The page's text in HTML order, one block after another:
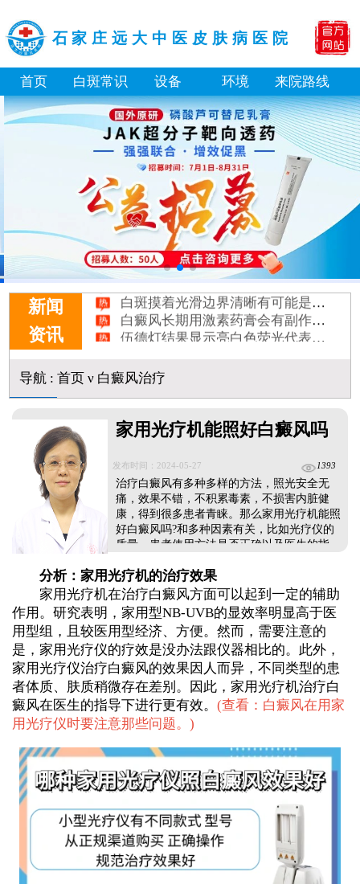
石家庄远大中医皮肤病医院
首页 白斑常识 设备 环境 来院路线
新闻
资讯
补骨脂泡酒真能治白癜风吗 有没有副作用
伍德灯下白斑比肉眼看到的更大正常吗
儿童下巴长小白点是什么原因
芦可替尼和他克莫司哪个治白癜风好
皮肤ct检测白斑对治疗有什么作用
白斑摸着光滑边界清晰有可能是哪种皮肤病
白癜风长期用激素药膏会有副作用吗
伍德灯结果显示亮白色荧光代表什么意思
脸上长了小白点是什么情况
导航: 首页ν 白癜风治疗
家用光疗机能照好白癜风吗
发布时间：2024-05-27 1393
治疗白癜风有多种多样的方法，照光安全无
痛，效果不错，不积累毒素，不损害内脏健
康，得到很多患者青睐。那么家用光疗机能照
好白癜风吗?和多种因素有关，比如光疗仪的
质量、患者使用方法是否正确以及医生的指
分析：家用光疗机的治疗效果
家用光疗机在治疗白癜风方面可以起到一定的辅助
作用。研究表明，家用型NB-UVB的显效率明显高于医
用型组，且较医用型经济、方便。然而，需要注意的
是，家用光疗仪的疗效是没办法跟仪器相比的。此外，
家用光疗仪治疗白癜风的效果因人而异，不同类型的患
者体质、肤质稍微存在差别。因此，家用光疗机治疗白
癜风在医生的指导下进行更有效。 (查看：白癜风在用家
用光疗仪时要注意那些问题。 )